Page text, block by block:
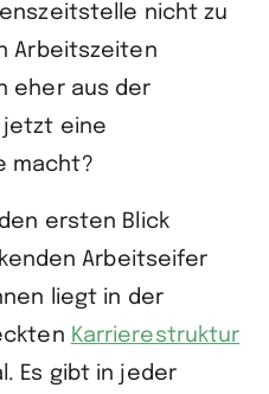
nicht zu
Arbeitszeiten
eher aus der
jetzt eine
macht?
ersten Blick
Arbeitseifer
liegt in der
Karrierestruktur
Es gibt in jeder